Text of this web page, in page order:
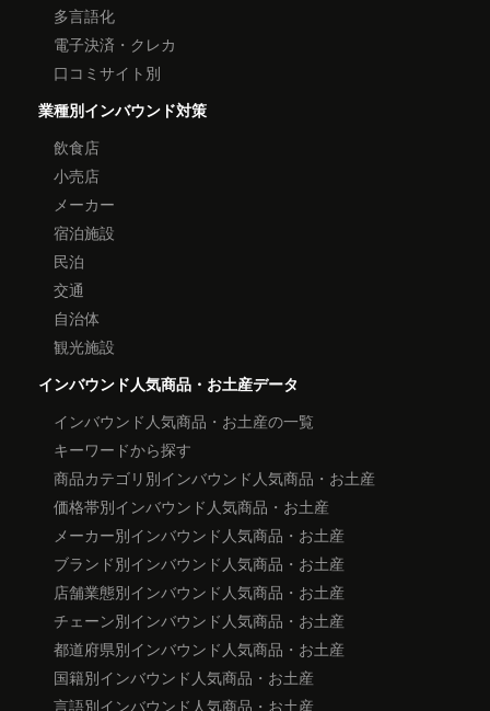
多言語化
電子決済・クレカ
口コミサイト別
業種別インバウンド対策
飲食店
小売店
メーカー
宿泊施設
民泊
交通
自治体
観光施設
インバウンド人気商品・お土産データ
インバウンド人気商品・お土産の一覧
キーワードから探す
商品カテゴリ別インバウンド人気商品・お土産
価格帯別インバウンド人気商品・お土産
メーカー別インバウンド人気商品・お土産
ブランド別インバウンド人気商品・お土産
店舗業態別インバウンド人気商品・お土産
チェーン別インバウンド人気商品・お土産
都道府県別インバウンド人気商品・お土産
国籍別インバウンド人気商品・お土産
言語別インバウンド人気商品・お土産